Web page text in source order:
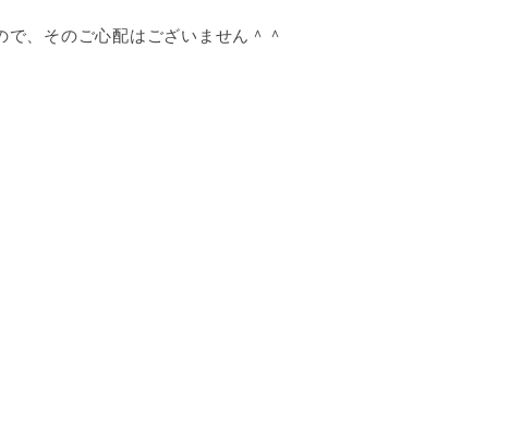
、そのご心配はございません＾＾